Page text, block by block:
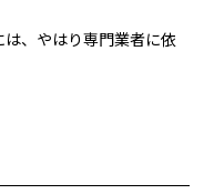
、やはり専門業者に依